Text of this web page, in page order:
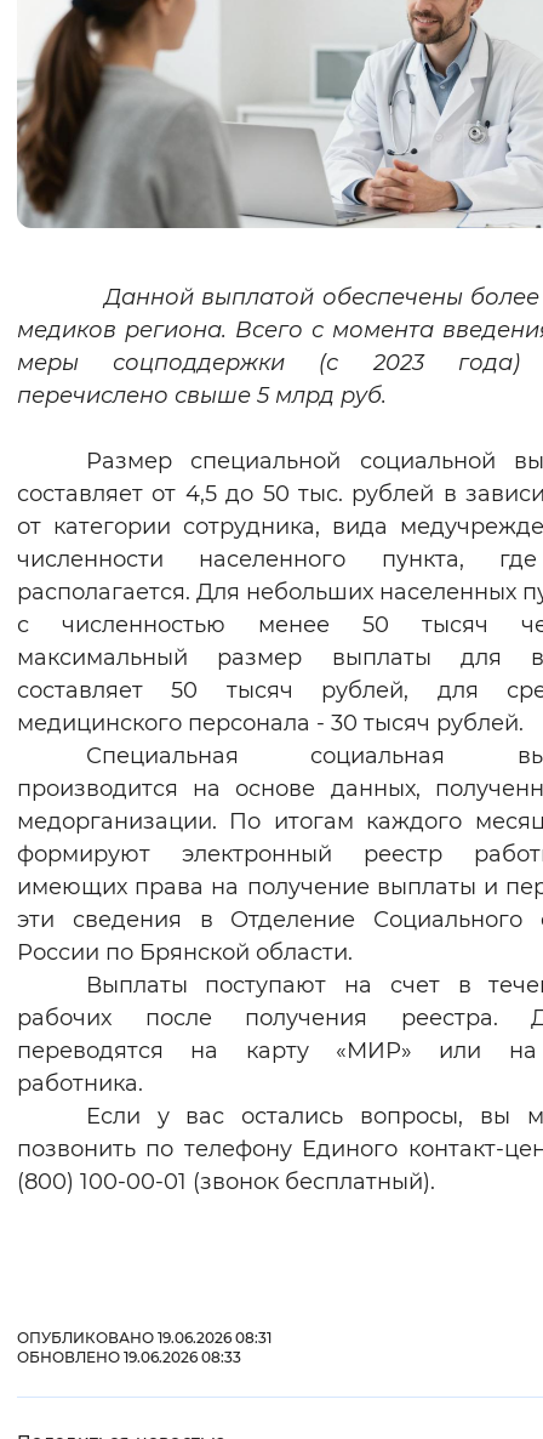
Монохромный Инверсивный
Синий фон
Изображения
Включены Выключены
Воспроизвести Остановить
Вернуть стандартные настройки
Данной выплатой обеспечены более
медиков региона. Всего с момента
меры соцподдержки (с 2023 года)
перечислено свыше 5 млрд руб.
Размер специальной социальной
составляет от 4,5 до 50 тыс. рублей в
от категории сотрудника, вида
численности населенного пункта,
располагается. Для небольших населенных
с численностью менее 50 тысяч
максимальный размер выплаты для
составляет 50 тысяч рублей, для
медицинского персонала - 30 тысяч рублей.
Специальная социальная
производится на основе данных,
медорганизации. По итогам каждого
формируют электронный реестр
имеющих права на получение выплаты и
эти сведения в Отделение Социального
России по Брянской области.
Выплаты поступают на счет в
рабочих после получения реестра.
переводятся на карту «МИР» или на
работника.
Если у вас остались вопросы, вы
позвонить по телефону Единого контакт-
(800) 100-00-01 (звонок бесплатный).
ОПУБЛИКОВАНО 19.06.2026 08:31
ОБНОВЛЕНО 19.06.2026 08:33